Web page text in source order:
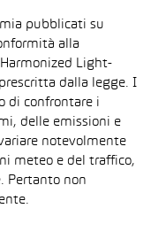
pubblicati su
alla
Light-
dalla legge. I
di confrontare i
delle emissioni e
notevolmente
meteo e del traffico,
Pertanto non